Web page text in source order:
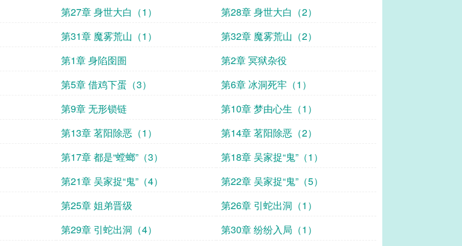
第27章 身世大白（1）
第28章 身世大白（2）
第31章 魔雾荒山（1）
第32章 魔雾荒山（2）
第1章 身陷囹圄
第2章 冥狱杂役
第5章 借鸡下蛋（3）
第6章 冰洞死牢（1）
第9章 无形锁链
第10章 梦由心生（1）
第13章 茗阳除恶（1）
第14章 茗阳除恶（2）
第17章 都是“螳螂”（3）
第18章 吴家捉“鬼”（1）
第21章 吴家捉“鬼”（4）
第22章 吴家捉“鬼”（5）
第25章 姐弟晋级
第26章 引蛇出洞（1）
第29章 引蛇出洞（4）
第30章 纷纷入局（1）